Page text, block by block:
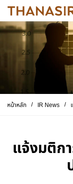
หน้าหลัก / IR News /
แจ้งมติก